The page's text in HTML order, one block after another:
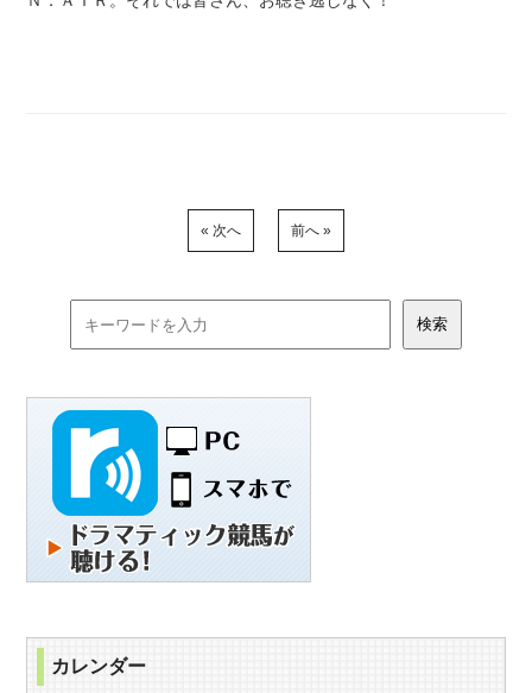
« 次へ 前へ »
カレンダー